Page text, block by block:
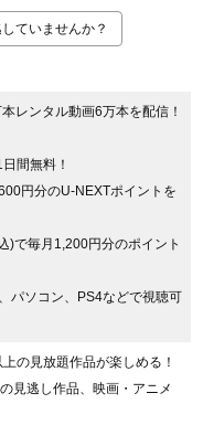
ていませんか？
レンタル動画6万本を配信！
間無料！
円分のU-NEXTポイントを
)で毎月1,200円分のポイント
パソコン、PS4などで視聴可
の見放題作品が楽しめる！
見逃し作品、映画・アニメ